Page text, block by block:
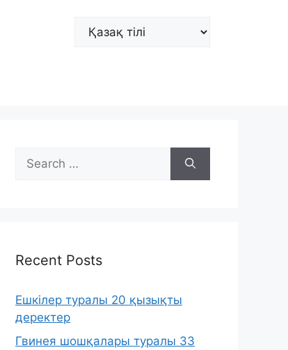
Choose
Search
for:
Recent Posts
Ешкілер туралы 20 қызықты
деректер
Гвинея шошқалары туралы 33